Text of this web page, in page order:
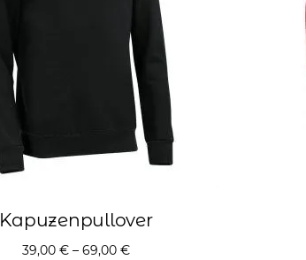
Kapuzenpullover
39,00 €– 69,00 €